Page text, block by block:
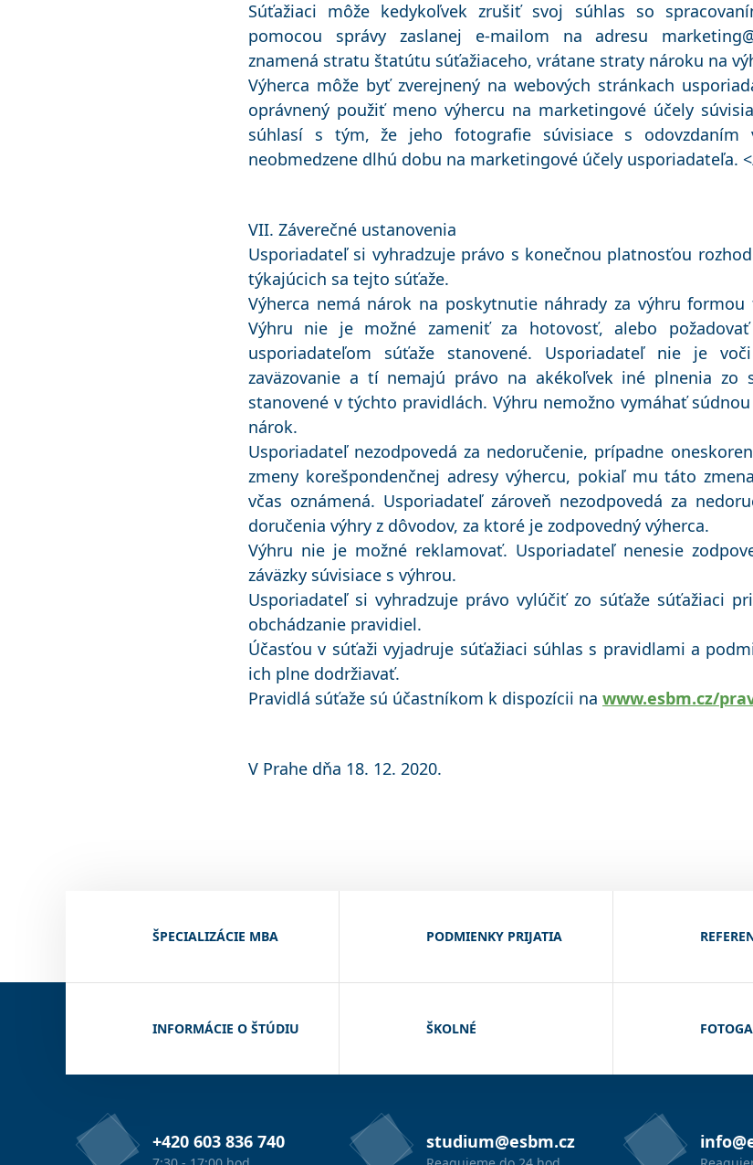
Súťažiaci môže kedykoľvek zrušiť svoj súhlas so
pomocou správy zaslanej e-mailom na adresu
znamená stratu štatútu súťažiaceho, vrátane straty nároku na
Výherca môže byť zverejnený na webových stránkach
oprávnený použiť meno výhercu na marketingové účely
súhlasí s tým, že jeho fotografie súvisiace s odovzdaním
neobmedzene dlhú dobu na marketingové účely usporiadateľa.
VII. Záverečné ustanovenia
Usporiadateľ si vyhradzuje právo s konečnou platnosťou
týkajúcich sa tejto súťaže.
Výherca nemá nárok na poskytnutie náhrady za výhru
Výhru nie je možné zameniť za hotovosť, alebo
usporiadateľom súťaže stanovené. Usporiadateľ nie je
zaväzovanie a tí nemajú právo na akékoľvek iné plnenia zo
stanovené v týchto pravidlách. Výhru nemožno vymáhať
nárok.
Usporiadateľ nezodpovedá za nedoručenie, prípadne
zmeny korešpondenčnej adresy výhercu, pokiaľ mu táto
včas oznámená. Usporiadateľ zároveň nezodpovedá za
doručenia výhry z dôvodov, za ktoré je zodpovedný výherca.
Výhru nie je možné reklamovať. Usporiadateľ nenesie
záväzky súvisiace s výhrou.
Usporiadateľ si vyhradzuje právo vylúčiť zo súťaže súťažiaci
obchádzanie pravidiel.
Účasťou v súťaži vyjadruje súťažiaci súhlas s pravidlami a
ich plne dodržiavať.
Pravidlá súťaže sú účastníkom k dispozícii na www.esbm.cz/
V Prahe dňa 18. 12. 2020.
ŠPECIALIZÁCIE MBA PODMIENKY PRIJATIA
INFORMÁCIE O ŠTÚDIU ŠKOLNÉ
+420 603 836 740 studium@esbm.cz